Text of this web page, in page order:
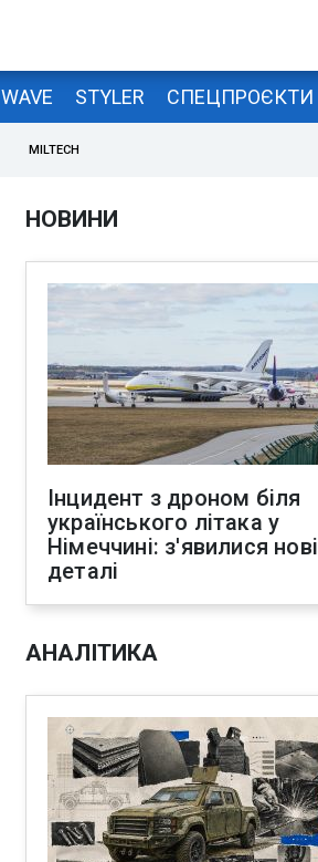
WAVE STYLER СПЕЦПРОЄКТИ
MILTECH
НОВИНИ
Інцидент з дроном біля
українського літака у
Німеччині: з'явилися нові
деталі
АНАЛІТИКА